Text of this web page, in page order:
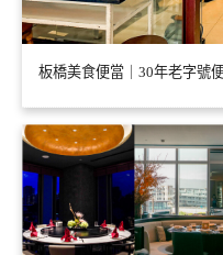
板橋美食便當｜30年老字號